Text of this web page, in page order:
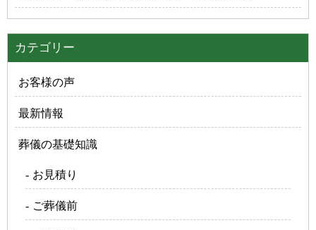
カテゴリー
お客様の声
最新情報
葬儀の基礎知識
お見積り
ご葬儀前